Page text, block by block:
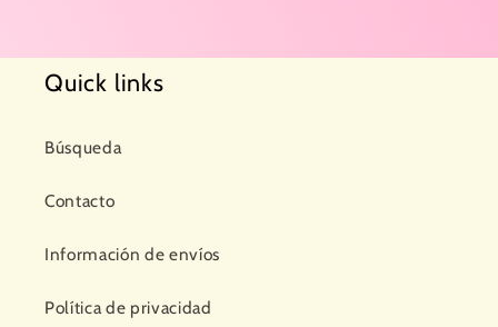
Quick links
Búsqueda
Contacto
Información de envíos
Política de privacidad